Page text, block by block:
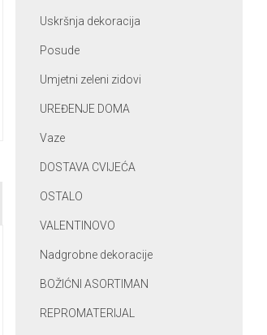
Uskršnja dekoracija
Posude
Umjetni zeleni zidovi
UREĐENJE DOMA
Vaze
DOSTAVA CVIJEĆA
OSTALO
VALENTINOVO
Nadgrobne dekoracije
BOŽIĆNI ASORTIMAN
REPROMATERIJAL